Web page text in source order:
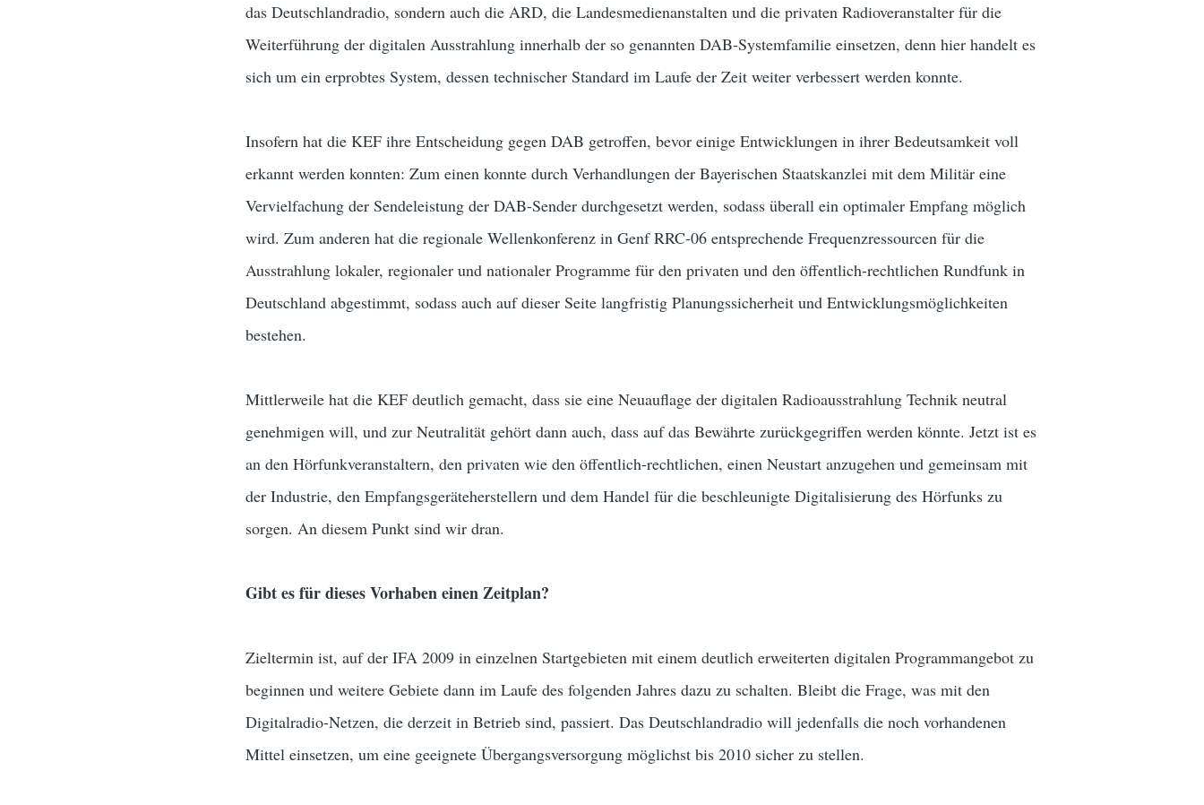
das Deutschlandradio, sondern auch die ARD, die Landesmedienanstalten und die privaten Radioveranstalter für die
Weiterführung der digitalen Ausstrahlung innerhalb der so genannten DAB-Systemfamilie einsetzen, denn hier handelt es
sich um ein erprobtes System, dessen technischer Standard im Laufe der Zeit weiter verbessert werden konnte.
Insofern hat die KEF ihre Entscheidung gegen DAB getroffen, bevor einige Entwicklungen in ihrer Bedeutsamkeit voll
erkannt werden konnten: Zum einen konnte durch Verhandlungen der Bayerischen Staatskanzlei mit dem Militär eine
Vervielfachung der Sendeleistung der DAB-Sender durchgesetzt werden, sodass überall ein optimaler Empfang möglich
wird. Zum anderen hat die regionale Wellenkonferenz in Genf RRC-06 entsprechende Frequenzressourcen für die
Ausstrahlung lokaler, regionaler und nationaler Programme für den privaten und den öffentlich-rechtlichen Rundfunk in
Deutschland abgestimmt, sodass auch auf dieser Seite langfristig Planungssicherheit und Entwicklungsmöglichkeiten
bestehen.
Mittlerweile hat die KEF deutlich gemacht, dass sie eine Neuauflage der digitalen Radioausstrahlung Technik neutral
genehmigen will, und zur Neutralität gehört dann auch, dass auf das Bewährte zurückgegriffen werden könnte. Jetzt ist es
an den Hörfunkveranstaltern, den privaten wie den öffentlich-rechtlichen, einen Neustart anzugehen und gemeinsam mit
der Industrie, den Empfangsgeräteherstellern und dem Handel für die beschleunigte Digitalisierung des Hörfunks zu
sorgen. An diesem Punkt sind wir dran.
Gibt es für dieses Vorhaben einen Zeitplan?
Zieltermin ist, auf der IFA 2009 in einzelnen Startgebieten mit einem deutlich erweiterten digitalen Programmangebot zu
beginnen und weitere Gebiete dann im Laufe des folgenden Jahres dazu zu schalten. Bleibt die Frage, was mit den
Digitalradio-Netzen, die derzeit in Betrieb sind, passiert. Das Deutschlandradio will jedenfalls die noch vorhandenen
Mittel einsetzen, um eine geeignete Übergangsversorgung möglichst bis 2010 sicher zu stellen.